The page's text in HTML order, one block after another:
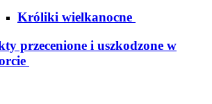
Króliki wielkanocne
przecenione i uszkodzone w